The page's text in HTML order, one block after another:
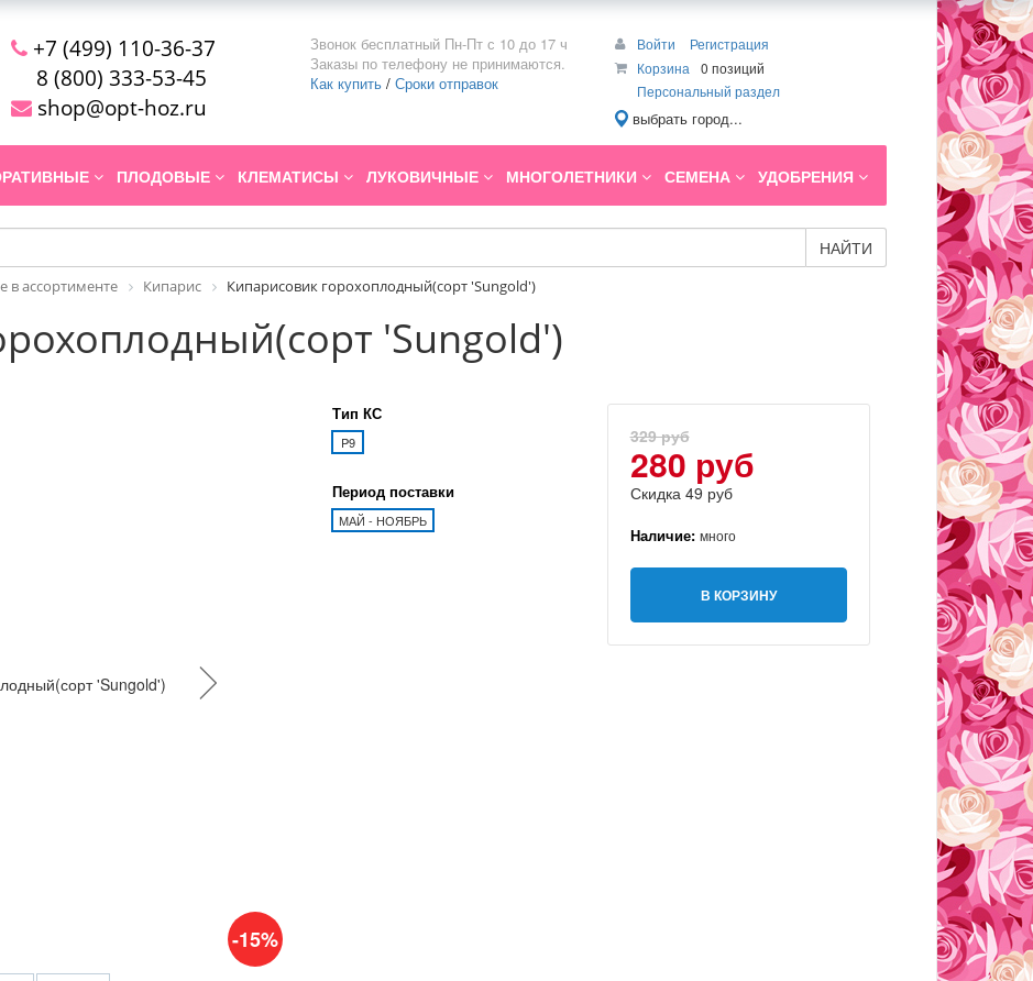
+7 (499) 110-36-37
8 (800) 333-53-45
shop@opt-hoz.ru
Звонок бесплатный Пн-Пт с 10 до 17 ч
Заказы по телефону не принимаются.
Как купить / Сроки отправок
Войти
Регистрация
Корзина
0 позиций
Персональный раздел
выбрать город...
ПЛОДОВЫЕ КЛЕМАТИСЫ ЛУКОВИЧНЫЕ МНОГОЛЕТНИКИ СЕМЕНА УДОБРЕНИЯ
НАЙТИ
в ассортименте Кипарис Кипарисовик горохоплодный(сорт 'Sungold')
'Sungold')
-15%
Тип КС
P9
Период поставки
МАЙ - НОЯБРЬ
329 руб
280 руб
Скидка 49 руб
Наличие: много
В КОРЗИНУ